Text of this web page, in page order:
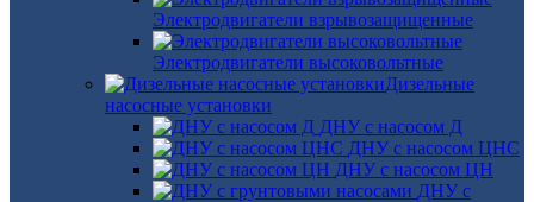
Электродвигатели взрывозащищенные
Электродвигатели высоковольтные
Дизельные
насосные установки
ДНУ с насосом Д
ДНУ с насосом ЦНС
ДНУ с насосом ЦН
ДНУ с